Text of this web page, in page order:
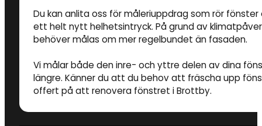
Du kan anlita oss för måleriuppdrag som rör
ett helt nytt helhetsintryck. På grund av
behöver målas om mer regelbundet än fasaden.
Vi målar både den inre- och yttre delen av dina
längre. Känner du att du behov att fräscha upp
offert på att renovera fönstret i Brottby.